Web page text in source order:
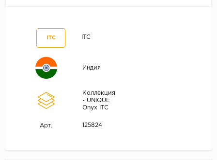
ITC ITC
Индия
Коллекция
- UNIQUE
Onyx ITC
Арт. 125824